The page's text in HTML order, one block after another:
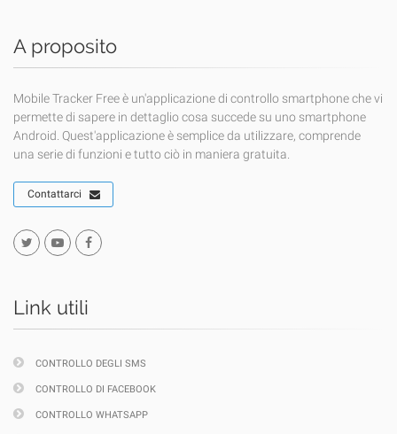
A proposito
Mobile Tracker Free è un'applicazione di controllo smartphone che vi
permette di sapere in dettaglio cosa succede su uno smartphone
Android. Quest'applicazione è semplice da utilizzare, comprende
una serie di funzioni e tutto ciò in maniera gratuita.
Contattarci
Link utili
CONTROLLO DEGLI SMS
CONTROLLO DI FACEBOOK
CONTROLLO WHATSAPP